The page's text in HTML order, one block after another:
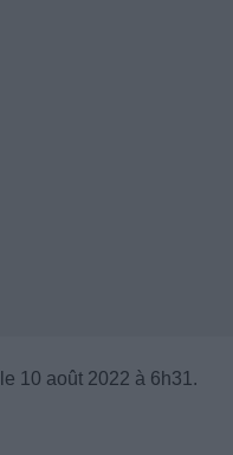
le 10 août 2022 à 6h31.